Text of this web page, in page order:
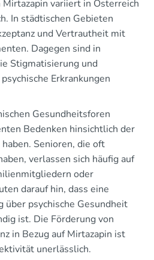
variiert in Österreich
In städtischen Gebieten
und Vertrautheit mit
Dagegen sind in
Stigmatisierung und
Erkrankungen
Gesundheitsforen
Bedenken hinsichtlich der
Senioren, die oft
verlassen sich häufig auf
oder
darauf hin, dass eine
über psychische Gesundheit
ist. Die Förderung von
in Bezug auf Mirtazapin ist
unerlässlich.